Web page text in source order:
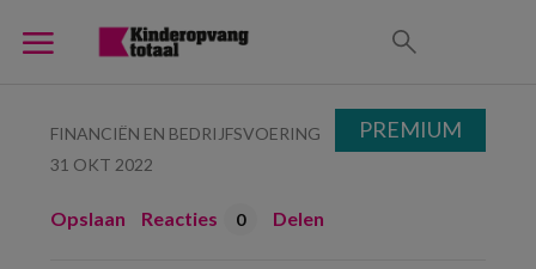
FINANCIËN EN BEDRIJFSVOERING
31 OKT 2022
Opslaan Reacties 0 Delen
PREMIUM